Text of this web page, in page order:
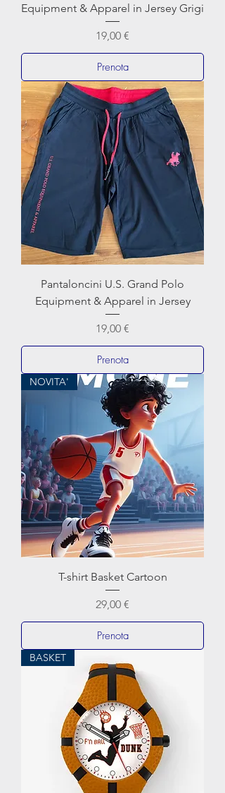
Equipment & Apparel in Jersey Grigi
Prezzo
19,00 €
Prenota
Pantaloncini U.S. Grand Polo
Equipment & Apparel in Jersey
Prezzo
19,00 €
Prenota
NOVITA'
T-shirt Basket Cartoon
Prezzo
29,00 €
Prenota
BASKET